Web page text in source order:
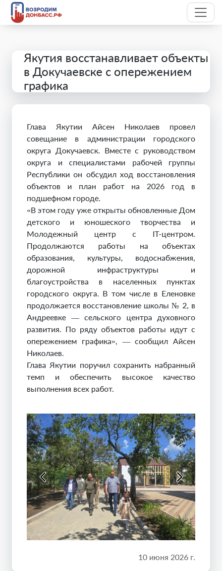
Якутия восстанавливает объекты
в Докучаевске с опережением
графика
Глава Якутии Айсен Николаев провел
совещание в администрации городского
округа Докучаевск. Вместе с руководством
округа и специалистами рабочей группы
Республики он обсудил ход восстановления
объектов и план работ на 2026 год в
подшефном городе.
«В этом году уже открыты обновленные Дом
детского и юношеского творчества и
Молодежный центр с IT-центром.
Продолжаются работы на объектах
образования, культуры, водоснабжения,
дорожной инфраструктуры и
благоустройства в населенных пунктах
городского округа. В том числе в Еленовке
продолжается восстановление школы № 2, в
Андреевке — сельского центра духовного
развития. По ряду объектов работы идут с
опережением графика», — сообщил Айсен
Николаев.
Глава Якутии поручил сохранить набранный
темп и обеспечить высокое качество
выполнения всех работ.
10 июня 2026 г.